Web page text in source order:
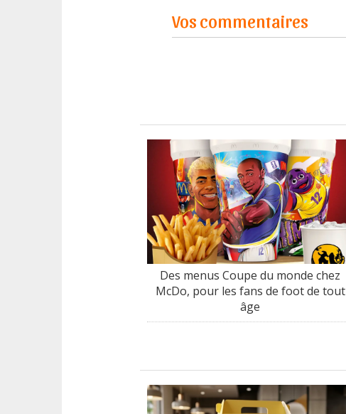
Vos commentaires
Des menus Coupe du monde chez
McDo, pour les fans de foot de tout
âge